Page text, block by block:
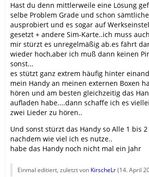
Hast du denn mittlerweile eine Lösung
selbe Problem Grade und schon
ausprobiert und es sogar auf
gesetzt + andere Sim-Karte..ich muss
mir stürzt es unregelmäßig ab.es fährt
wieder hoch,aber ich muß dann keinen
sonst...
es stützt ganz extrem häufig hinter
mein Handy an meinen externen Boxen
hören und am besten gleichzeitig das
aufladen habe....dann schaffe ich es
zwei Lieder zu hören..
Und sonst stürzt das Handy so Alle 1 bis
nachdem wie viel ich es nutze..
habe das Handy noch nicht mal ein Jahr
Einmal editiert, zuletzt von KirscheLr(14. April